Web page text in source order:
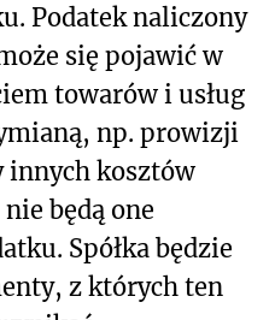
Podatek naliczony
się pojawić w
towarów i usług
np. prowizji
innych kosztów
będą one
Spółka będzie
z których ten